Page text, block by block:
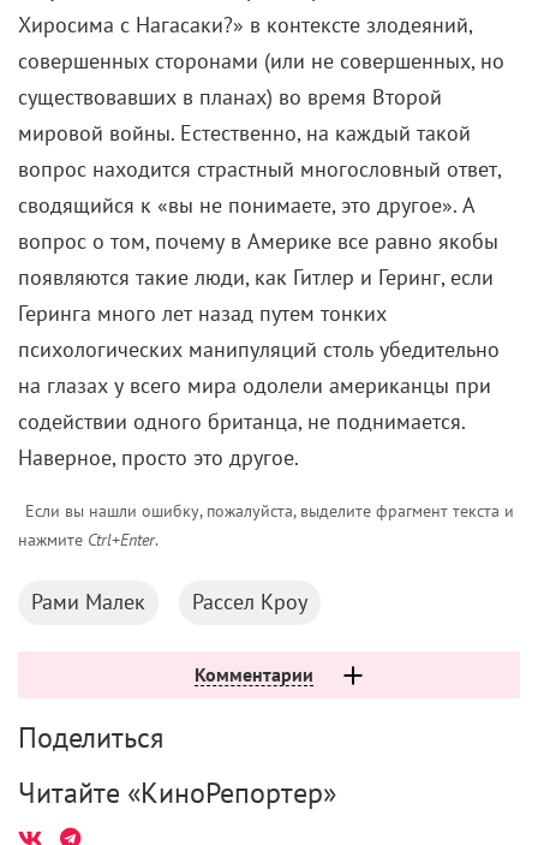
Хиросима с Нагасаки?» в контексте злодеяний,
совершенных сторонами (или не совершенных, но
существовавших в планах) во время Второй
мировой войны. Естественно, на каждый такой
вопрос находится страстный многословный ответ,
сводящийся к «вы не понимаете, это другое». А
вопрос о том, почему в Америке все равно якобы
появляются такие люди, как Гитлер и Геринг, если
Геринга много лет назад путем тонких
психологических манипуляций столь убедительно
на глазах у всего мира одолели американцы при
содействии одного британца, не поднимается.
Наверное, просто это другое.
Если вы нашли ошибку, пожалуйста, выделите фрагмент текста и
нажмите Ctrl+Enter.
Рами Малек Рассел Кроу
Комментарии
Поделиться
Читайте «КиноРепортер»